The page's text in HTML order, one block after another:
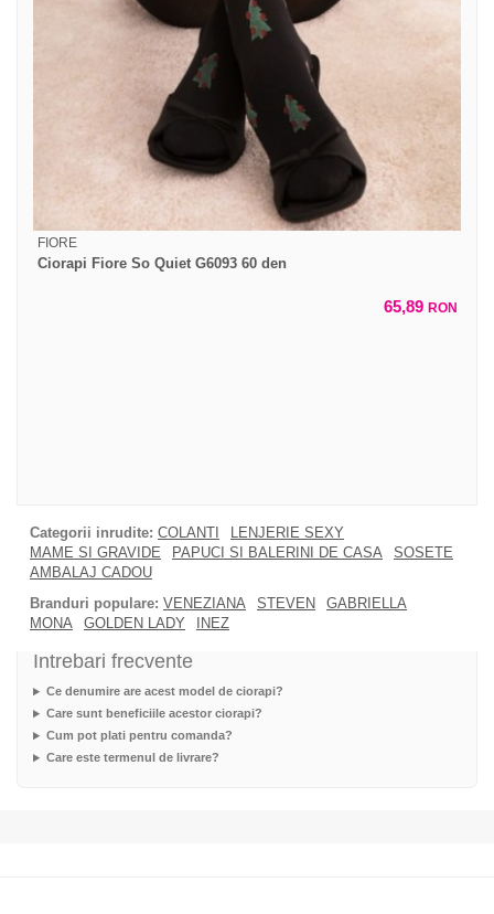
FIORE
Ciorapi Fiore So Quiet G6093 60 den
65,89 RON
Categorii inrudite: COLANTI
LENJERIE SEXY
MAME SI GRAVIDE
PAPUCI SI BALERINI DE CASA
SOSETE
AMBALAJ CADOU
Branduri populare: VENEZIANA STEVEN
GABRIELLA
MONA
GOLDEN LADY INEZ
Intrebari frecvente
Ce denumire are acest model de ciorapi?
Care sunt beneficiile acestor ciorapi?
Cum pot plati pentru comanda?
Care este termenul de livrare?